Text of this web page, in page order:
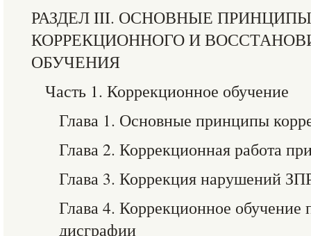
РАЗДЕЛ III. ОСНОВНЫЕ
КОРРЕКЦИОННОГО И
ОБУЧЕНИЯ
Часть 1. Коррекционное обучение
Глава 1. Основные принципы
Глава 2. Коррекционная работа
Глава 3. Коррекция нарушений
Глава 4. Коррекционное обучение
дисграфии